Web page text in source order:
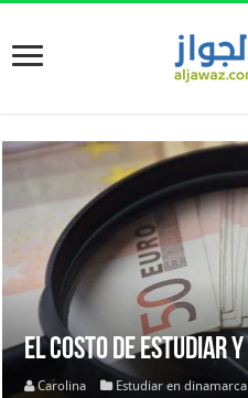
El costo de estudiar
Carolina Estudiar en dinamarca